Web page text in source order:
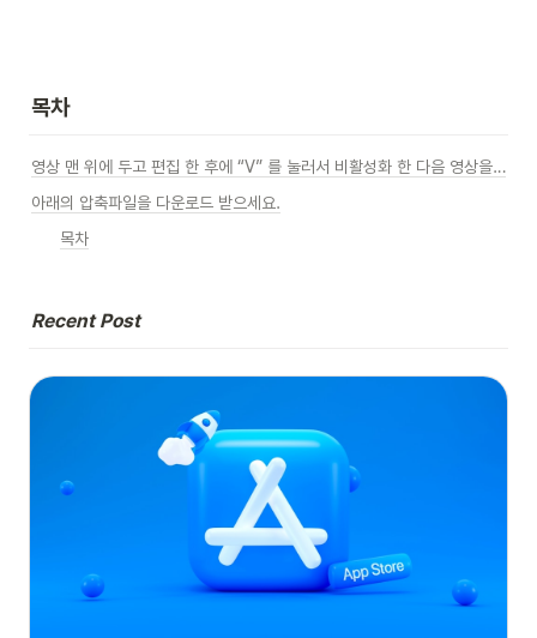
목차
영상 맨 위에 두고 편집 한 후에 “V” 를 눌러서 비활성화 한 다음 영상을 출력하면 된다.
아래의 압축파일을 다운로드 받으세요.
목차
Recent Post